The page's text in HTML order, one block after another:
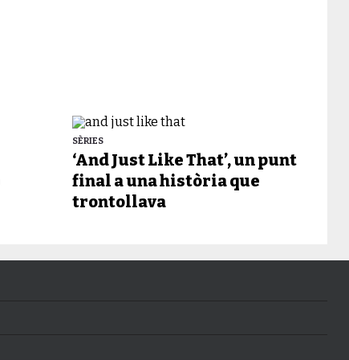
SÈRIES
‘And Just Like That’, un punt
final a una història que
trontollava